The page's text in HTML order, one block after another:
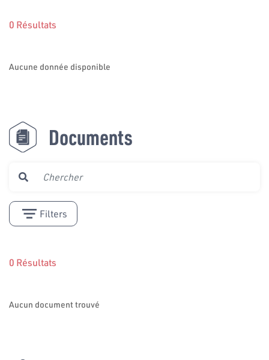
0 Résultats
Aucune donnée disponible
Documents
Filters
0 Résultats
Aucun document trouvé